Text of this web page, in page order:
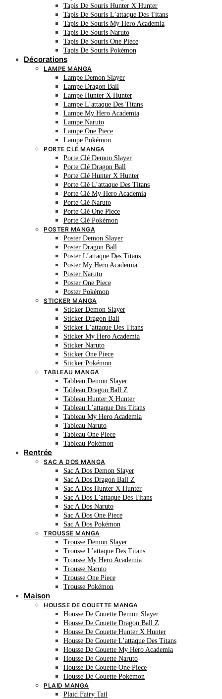
Tapis De Souris Hunter X Hunter
Tapis De Souris L’attaque Des Titans
Tapis De Souris My Hero Academia
Tapis De Souris Naruto
Tapis De Souris One Piece
Tapis De Souris Pokémon
Décorations
LAMPE MANGA
Lampe Demon Slayer
Lampe Dragon Ball
Lampe Hunter X Hunter
Lampe L’attaque Des Titans
Lampe My Hero Academia
Lampe Naruto
Lampe One Piece
Lampe Pokémon
PORTE CLÉ MANGA
Porte Clé Demon Slayer
Porte Clé Dragon Ball
Porte Clé Hunter X Hunter
Porte Clé L’attaque Des Titans
Porte Clé My Hero Academia
Porte Clé Naruto
Porte Clé One Piece
Porte Clé Pokémon
POSTER MANGA
Poster Demon Slayer
Poster Dragon Ball
Poster L’attaque Des Titans
Poster My Hero Academia
Poster Naruto
Poster One Piece
Poster Pokémon
STICKER MANGA
Sticker Demon Slayer
Sticker Dragon Ball
Sticker L’attaque Des Titans
Sticker My Hero Academia
Sticker Naruto
Sticker One Piece
Sticker Pokémon
TABLEAU MANGA
Tableau Demon Slayer
Tableau Dragon Ball Z
Tableau Hunter X Hunter
Tableau L’attaque Des Titans
Tableau My Hero Academia
Tableau Naruto
Tableau One Piece
Tableau Pokémon
Rentrée
SAC A DOS MANGA
Sac A Dos Demon Slayer
Sac A Dos Dragon Ball Z
Sac A Dos Hunter X Hunter
Sac A Dos L’attaque Des Titans
Sac A Dos Naruto
Sac A Dos One Piece
Sac A Dos Pokémon
TROUSSE MANGA
Trousse Demon Slayer
Trousse L’attaque Des Titans
Trousse My Hero Academia
Trousse Naruto
Trousse One Piece
Trousse Pokémon
Maison
HOUSSE DE COUETTE MANGA
Housse De Couette Demon Slayer
Housse De Couette Dragon Ball Z
Housse De Couette Hunter X Hunter
Housse De Couette L’attaque Des Titans
Housse De Couette My Hero Academia
Housse De Couette Naruto
Housse De Couette One Piece
Housse De Couette Pokémon
PLAID MANGA
Plaid Fairy Tail